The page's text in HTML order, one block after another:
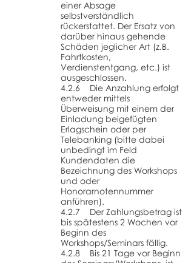
einer Absage
selbstverständlich
rückerstattet. Der Ersatz von
darüber hinaus gehende
Schäden jeglicher Art (z.B.
Fahrtkosten,
Verdienstentgang, etc.) ist
ausgeschlossen.
4.2.6 Die Anzahlung erfolgt
entweder mittels
Überweisung mit einem der
Einladung beigefügten
Erlagschein oder per
Telebanking (bitte dabei
unbedingt im Feld
Kundendaten die
Bezeichnung des Workshops
und oder
Honorarnotennummer
anführen).
4.2.7 Der Zahlungsbetrag ist
bis spätestens 2 Wochen vor
Beginn des
Workshops/Seminars fällig.
4.2.8 Bis 21 Tage vor Beginn